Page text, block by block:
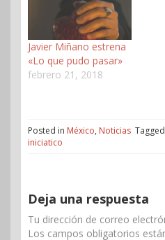
Javier Miñano estrena
«Lo que pudo pasar»
febrero 21, 2018
Posted in México, Noticias Tagged
iniciatico
Deja una respuesta
Tu dirección de correo
Los campos obligatorios